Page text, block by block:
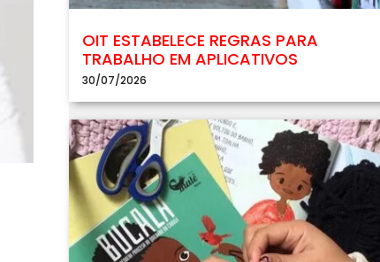
OIT ESTABELECE REGRAS PARA
TRABALHO EM APLICATIVOS
30/07/2026